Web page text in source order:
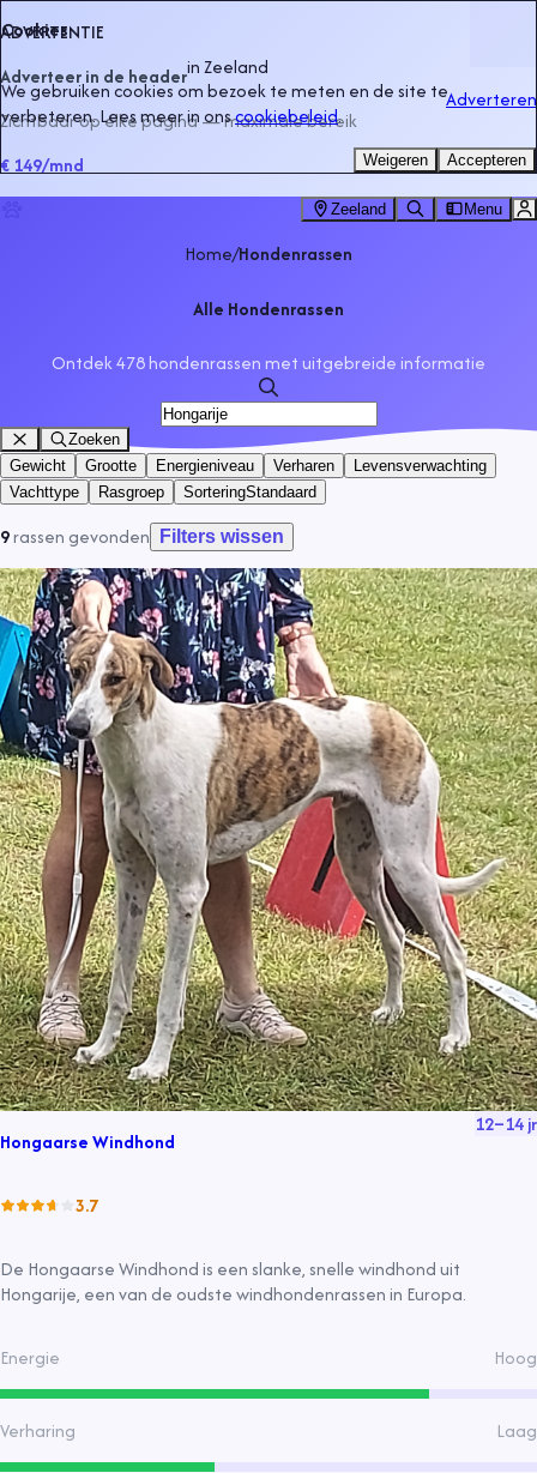
ADVERTENTIE
Adverteer in de headerinZeeland
Zichtbaar op elke pagina — maximale bereik
€ 149/mnd
Adverteren
Zeeland Menu
Home/Hondenrassen
Alle Hondenrassen
Ontdek 478 hondenrassen met uitgebreide informatie
Zoeken
Gewicht
Grootte Energieniveau Verharen
Levensverwachting
Vachttype
Rasgroep SorteringStandaard
9rassen gevonden Filters wissen
Hongaarse Windhond
12–14jr
3.7
De Hongaarse Windhond is een slanke, snelle windhond uit
Hongarije, een van de oudste windhondenrassen in Europa.
Energie Hoog
Verharing Laag
Cookies
We gebruiken cookies om bezoek te meten en de site te
verbeteren. Lees meer in onscookiebeleid.
Weigeren Accepteren